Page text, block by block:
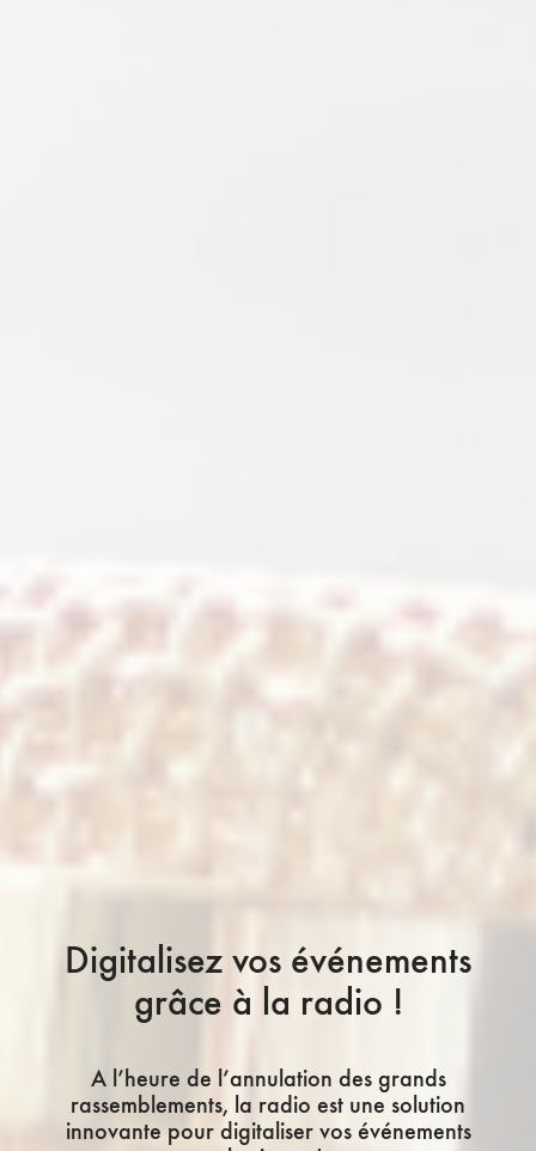
Digitalisez vos événements
grâce à la radio !
A l’heure de l’annulation des grands
rassemblements, la radio est une solution
innovante pour digitaliser vos événements